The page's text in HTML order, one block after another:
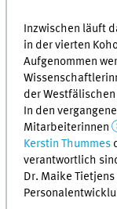
Inzwischen läuft
in der vierten
Aufgenommen
der
In den
Mitarbeiterinnen
Kerstin Thummes
verantwortlich
Dr. Maike